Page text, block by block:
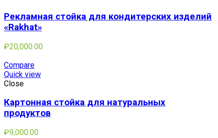
Рекламная стойка для кондитерских изделий
«Rakhat»
₽20,000.00
Compare
Quick view
Close
Картонная стойка для натуральных
продуктов
₽9,000.00